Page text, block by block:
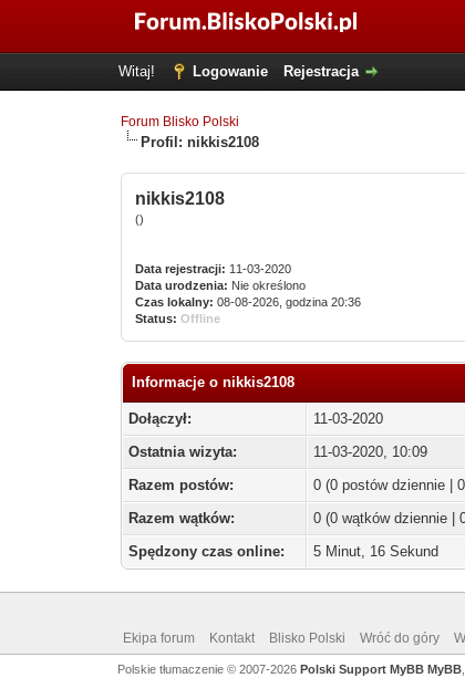
Witaj! Logowanie Rejestracja
Forum Blisko Polski
Profil: nikkis2108
nikkis2108
()
Data rejestracji: 11-03-2020
Data urodzenia: Nie określono
Czas lokalny: 08-08-2026, godzina 20:36
Status: Offline
Informacje o nikkis2108
Dołączył:
11-03-2020
Ostatnia wizyta:
11-03-2020, 10:09
Razem postów:
0 (0 postów dziennie |
Razem wątków:
0 (0 wątków dziennie |
Spędzony czas online:
5 Minut, 16 Sekund
Ekipa forum Kontakt Blisko Polski Wróć do góry
Polskie tłumaczenie © 2007-2026 Polski Support MyBB MyBB